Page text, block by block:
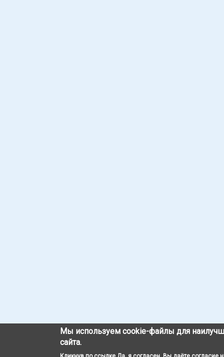
Мы используем cookie-файлы для
сайта.